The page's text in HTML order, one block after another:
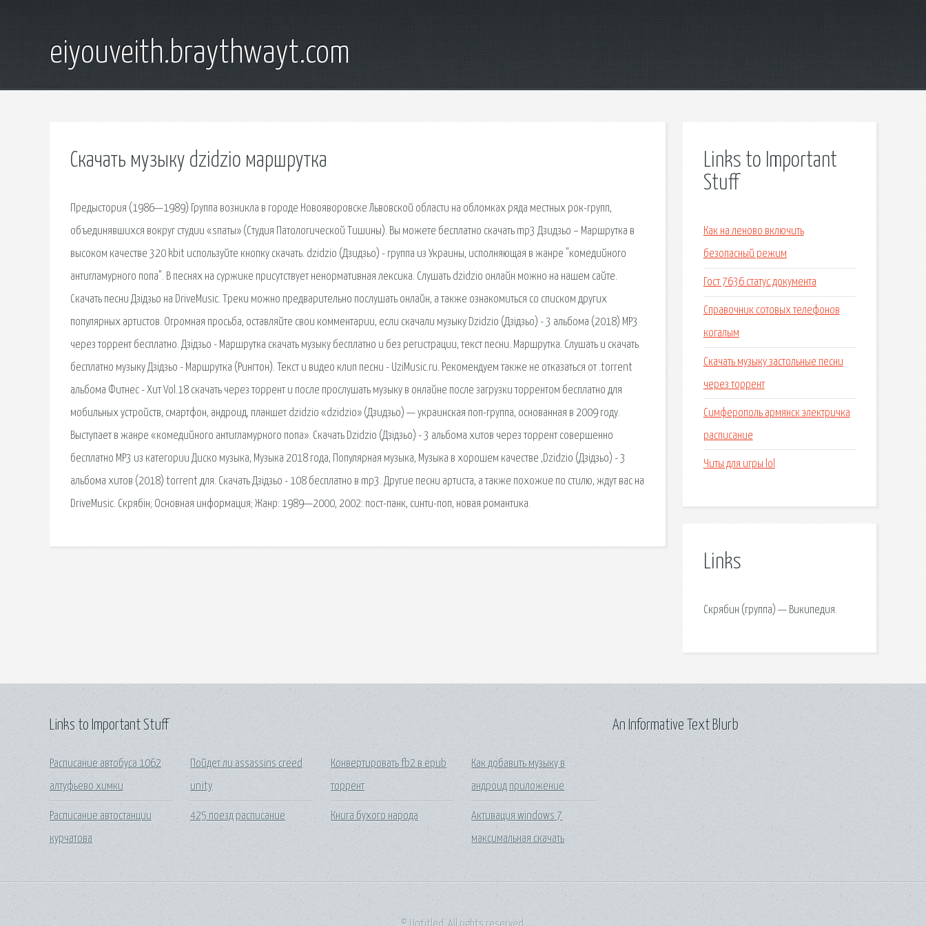
eiyouveith.braythwayt.com
Скачать музыку dzidzio маршрутка
Предыстория (1986—1989) Группа возникла в городе Новояворовске Львовской области на обломках ряда местных рок-групп,
объединявшихся вокруг студии «sпаты» (Студия Патологической Тишины). Вы можете бесплатно скачать mp3 Дзидзьо – Маршрутка в
высоком качестве 320 kbit используйте кнопку скачать. dzidzio (Дзидзьо) - группа из Украины, исполняющая в жанре "комедийного
антигламурного попа". В песнях на суржике присутствует ненормативная лексика. Слушать dzidzio онлайн можно на нашем сайте.
Скачать песни Дзідзьо на DriveMusic. Треки можно предварительно послушать онлайн, а также ознакомиться со списком других
популярных артистов. Огромная просьба, оставляйте свои комментарии, если скачали музыку Dzidzio (Дзідзьо) - 3 альбома (2018) MP3
через торрент бесплатно. Дзідзьо - Маршрутка скачать музыку бесплатно и без регистрации, текст песни. Маршрутка. Слушать и скачать
бесплатно музыку Дзідзьо - Маршрутка (Рингтон). Текст и видео клип песни - UziMusic.ru. Рекомендуем также не отказаться от .torrent
альбома Фитнес - Хит Vol.18 скачать через торрент и после прослушать музыку в онлайне после загрузки торрентом бесплатно для
мобильных устройств, смартфон, андроид, планшет dzidzio «dzidzio» (Дзидзьо) — украинская поп-группа, основанная в 2009 году.
Выступает в жанре «комедийного антигламурного попа». Скачать Dzidzio (Дзідзьо) - 3 альбома хитов через торрент совершенно
бесплатно MP3 из категории Диско музыка, Музыка 2018 года, Популярная музыка, Музыка в хорошем качестве ,Dzidzio (Дзідзьо) - 3
альбома хитов (2018) torrent для. Скачать Дзідзьо - 108 бесплатно в mp3. Другие песни артиста, а также похожие по стилю, ждут вас на
DriveMusic. Скрябін; Основная информация; Жанр: 1989—2000, 2002: пост-панк, синти-поп, новая романтика.
Links to Important
Stuff
Как на леново включить
безопасный режим
Гост 7636 статус документа
Справочник сотовых телефонов
когалым
Скачать музыку застольные песни
через торрент
Симферополь армянск электричка
расписание
Читы для игры lol
Links
Скрябин (группа) — Википедия.
Links to Important Stuff
Расписание автобуса 1062
алтуфьево химки
Расписание автостанции
курчатова
Пойдет ли assassins creed
unity
425 поезд расписание
Конвертировать fb2 в epub
торрент
Книга бухого народа
Как добавить музыку в
андроид приложение
Активация windows 7
максимальная скачать
An Informative Text Blurb